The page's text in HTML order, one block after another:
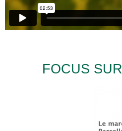
FOCUS SUR